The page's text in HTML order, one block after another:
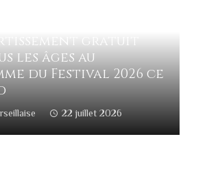
gratuit
les âges au
du Festival 2026 ce
22 juillet 2026